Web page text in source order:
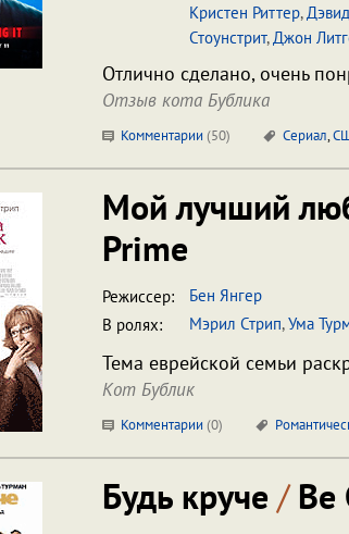
Кристен Риттер,
Стоунстрит,Джон
Отлично сделано, очень
Отзыв кота Бублика
Комментарии (50) Сериал,
Мой лучший
Prime
Режиссер:
Бен Янгер
В ролях:
Мэрил Стрип,Ума
Тема еврейской семьи
Кот Бублик
Комментарии (0)
Будь круче/Be